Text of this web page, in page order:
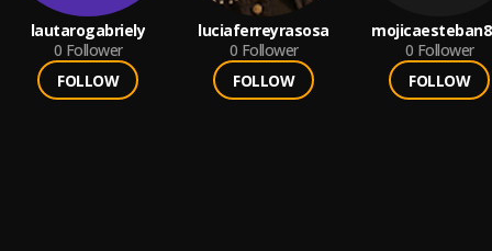
lautarogabriely
0 Follower
FOLLOW
luciaferreyrasosa
0 Follower
FOLLOW
0 Follower
FOLLOW